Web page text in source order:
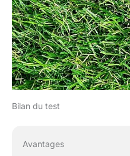
Bilan du test
Avantages